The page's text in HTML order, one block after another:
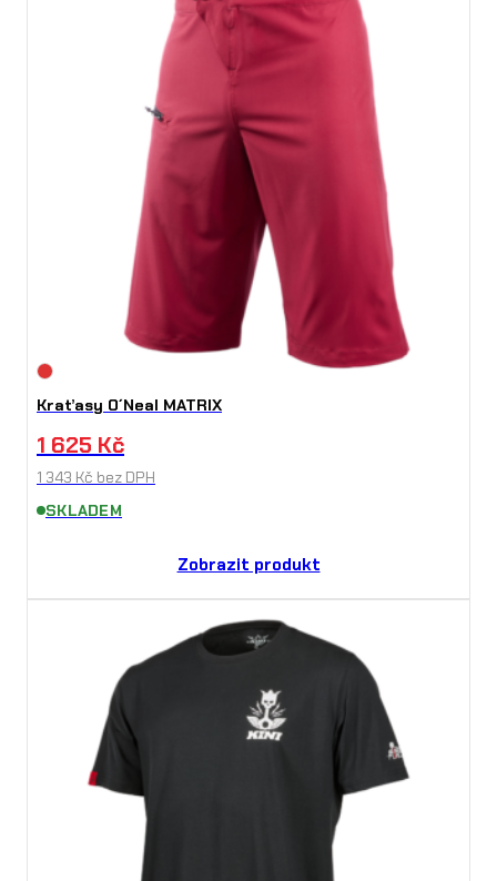
Kraťasy O´Neal MATRIX
1 625 Kč
1 343 Kč bez DPH
SKLADEM
Zobrazit produkt